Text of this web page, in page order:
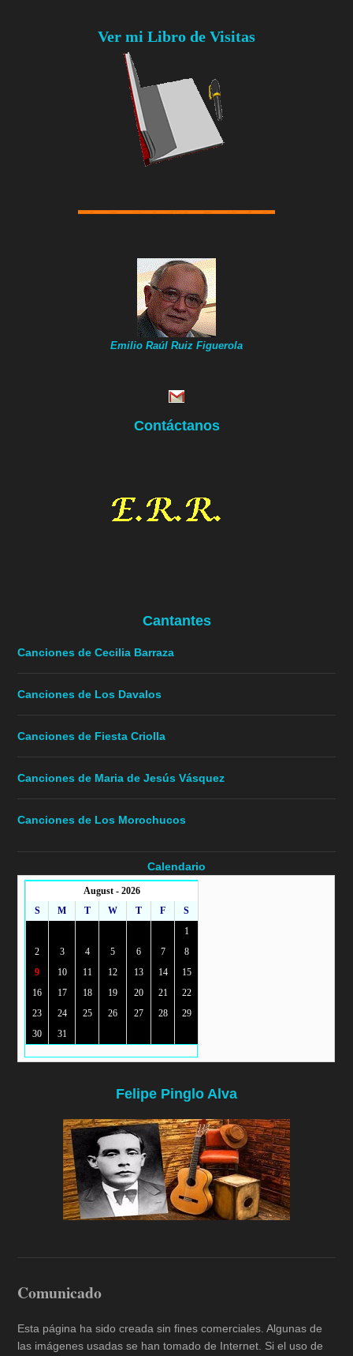
Ver mi Libro de Visitas
Emilio Raúl Ruiz Figuerola
Contáctanos
Cantantes
Canciones de Cecilia Barraza
Canciones de Los Davalos
Canciones de Fiesta Criolla
Canciones de Maria de Jesús Vásquez
Canciones de Los Morochucos
Calendario
August - 2026
S
M T W T F
S
1
2
3 4 5 6 7
8
9
10 11 12 13 14
15
16
17 18 19 20 21
22
23
24 25 26 27 28
29
30
31
Felipe Pinglo Alva
Comunicado
Esta página ha sido creada sin fines comerciales. Algunas de
las imágenes usadas se han tomado de Internet. Si el uso de